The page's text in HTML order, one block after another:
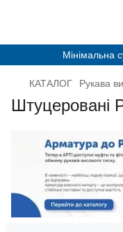
Мінімальна
КАТАЛОГ Рукава
Штуцеровані